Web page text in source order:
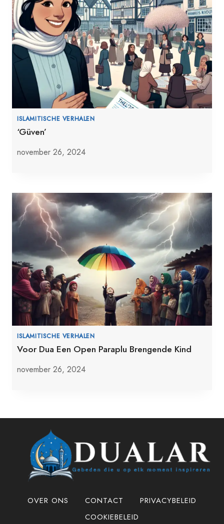
ISLAMITISCHE VERHALEN
‘Güven’
november 26, 2024
ISLAMITISCHE VERHALEN
Voor Dua Een Open Paraplu Brengende Kind
november 26, 2024
OVER ONS CONTACT
PRIVACYBELEID
COOKIEBELEID